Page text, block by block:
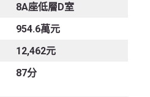
8A座低層D室
954.6萬元
12,462元
87分